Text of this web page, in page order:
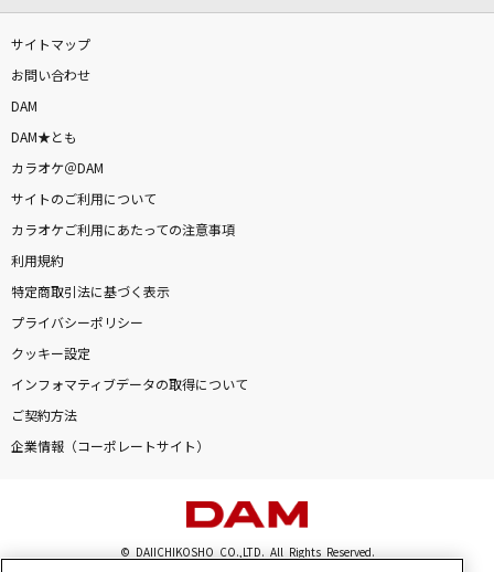
サイトマップ
お問い合わせ
DAM
DAM★とも
カラオケ＠DAM
サイトのご利用について
カラオケご利用にあたっての注意事項
利用規約
特定商取引法に基づく表示
プライバシーポリシー
クッキー設定
インフォマティブデータの取得について
ご契約方法
企業情報（コーポレートサイト）
© DAIICHIKOSHO CO.,LTD. All Rights Reserved.